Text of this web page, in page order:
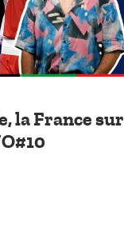
la France sur